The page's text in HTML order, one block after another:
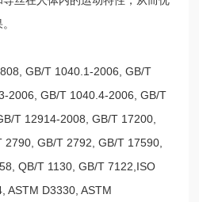
GB/T 1040.1-2006, GB/T
2006, GB/T 1040.4-2006, GB/T
T 12914-2008, GB/T 17200,
GB/T 2792, GB/T 17590,
QB/T 1130, GB/T 7122,ISO
ASTM D3330, ASTM